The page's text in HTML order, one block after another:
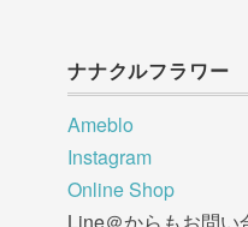
ナナクルフラワー
Ameblo
Instagram
Online Shop